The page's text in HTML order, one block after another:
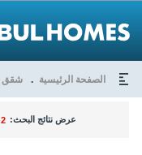
الصفحة الرئيسية شقق
عرض نتائج البحث: 2